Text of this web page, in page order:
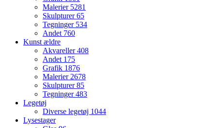
Malerier 5281
Skulpturer65
Tegninger 534
Andet 760
Kunst ældre
Akvareller408
Andet 175
Grafik 1876
Malerier 2678
Skulpturer85
Tegninger483
Legetøj
Diverse legetøj 1044
Lysestager